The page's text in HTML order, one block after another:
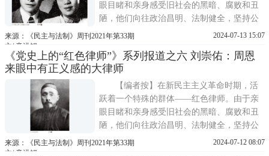
眼目睹和亲身感受旧社会的黑暗、腐败和丑
陋，他们向往政治昌明、法制健全，坚持公
平正义，拥护中国共产党的政治主张，义无
建、反抗国民党反动统治的革命活动和斗争
中。他们以律师的身份，以法庭为阵地，以
法律为武器，营救了一
来源：《民主与法制》周刊2021年第33期
文/ 童洪锡
2024-07-13 15:07
《党史上的“红色律师”》系列报道之六 刘崇佑：周恩
来眼中有正义感的大律师
【编者按】在新民主主义革命时期，活
跃着一个特殊的群体——红色律师。由于亲
眼目睹和亲身感受旧社会的黑暗、腐败和丑
陋，他们向往政治昌明、法制健全，坚持公
平正义，拥护中国共产党的政治主张，义无
来源：《民主与法制》周刊2021年第33期
文/ 童洪锡
2024-07-12 08:07